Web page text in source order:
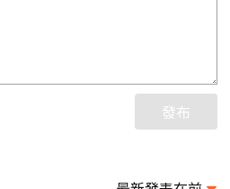
發布